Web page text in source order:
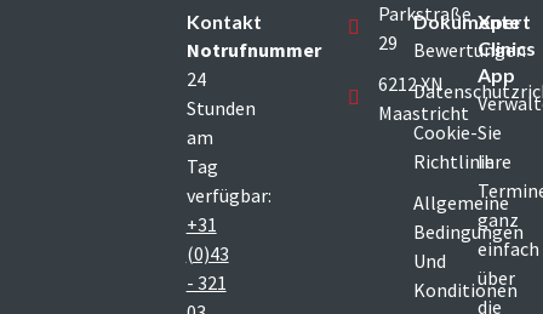
Kontakt
Notrufnummer
24
Stunden
am
Tag
verfügbar:
+31
(0)43
- 321
Parkstraße
29
6212 XN
Maastricht
Dokumente
Bewertungen
Cookie-
Richtlinie
Allgemeine
Bedingungen
Und
Konditionen
Xpert
Clinics
App
Sie
Ihre
ganz
einfach
über
die